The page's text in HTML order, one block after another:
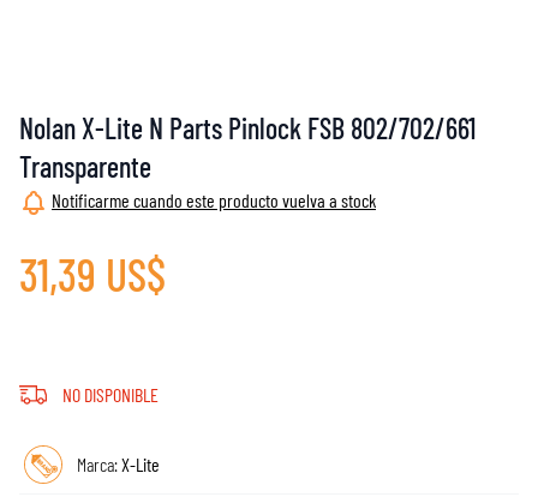
Nolan X-Lite N Parts Pinlock FSB 802/702/661
Transparente
Notificarme cuando este producto vuelva a stock
31,39 US$
NO DISPONIBLE
Marca:X-Lite